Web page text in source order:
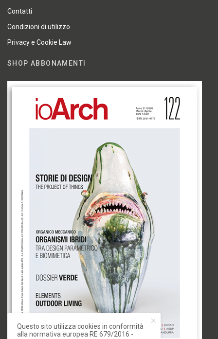
Contatti
Condizioni di utilizzo
Privacy e Cookie Law
SHOP ABBONAMENTI
Questo sito utilizza cookies in conformità
alla normativa europea RE 679/2016 -